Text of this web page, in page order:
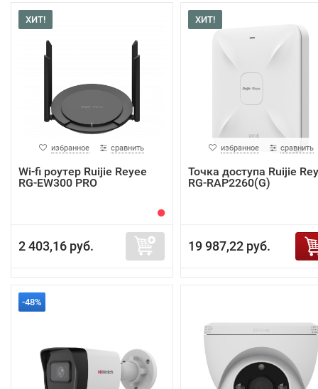
ХИТ!
избранное сравнить
Wi-fi роутер Ruijie Reyee
RG-EW300 PRO
2 403,16 руб.
ХИТ!
избранное сравнить
Точка доступа Ruijie
RG-RAP2260(G)
19 987,22 руб.
-48%